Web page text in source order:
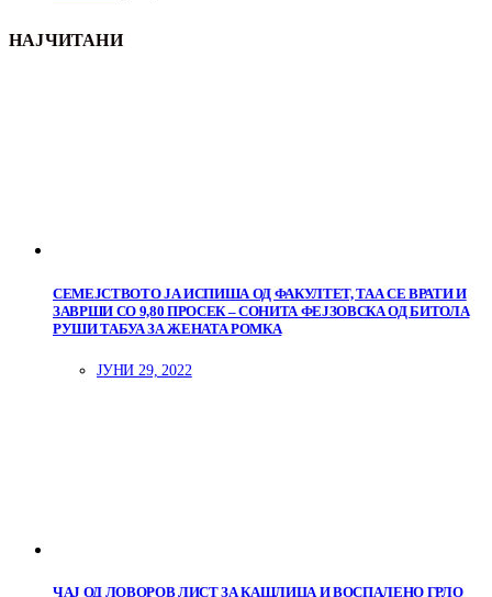
НАЈЧИТАНИ
СЕМЕЈСТВОТО ЈА ИСПИША ОД ФАКУЛТЕТ, ТАА СЕ ВРАТИ И
ЗАВРШИ СО 9,80 ПРОСЕК – СОНИТА ФЕЈЗОВСКА ОД БИТОЛА
РУШИ ТАБУА ЗА ЖЕНАТА РОМКА
ЈУНИ 29, 2022
ЧАЈ ОД ЛОВОРОВ ЛИСТ ЗА КАШЛИЦА И ВОСПАЛЕНО ГРЛО